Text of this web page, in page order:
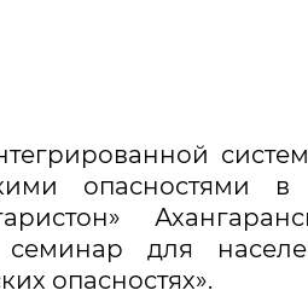
опасностями в
семинар для
опасностях».